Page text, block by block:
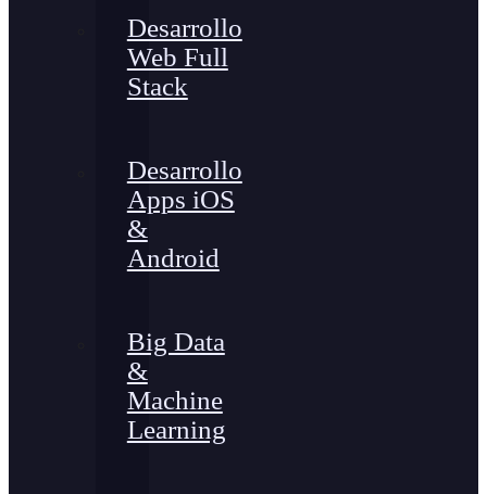
Desarrollo
Web Full
Stack
Desarrollo
Apps iOS
&
Android
Big Data
&
Machine
Learning